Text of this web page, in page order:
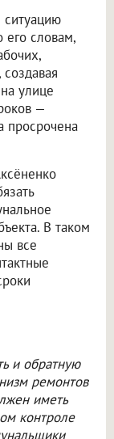
ситуацию
его словам,
улице
—
просрочена
В таком
все
и обратную
ремонтов
иметь
контроле